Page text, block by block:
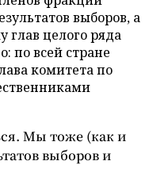
выборов, а
глав целого ряда
по всей стране
комитета по
Мы тоже (как и
выборов и